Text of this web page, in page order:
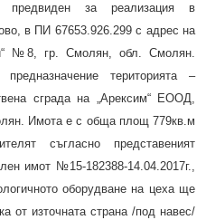
предвиден за реализация в
в ПИ 67653.926.299 с адрес на
№8, гр. Смолян, обл. Смолян.
територията –
сграда на „Арексим“ ЕООД,
Имота е с обща площ 779кв.м
съгласно представеният
имот №15-182388-14.04.2017г.,
оборудване на цеха ще
от източната страна /под навес/